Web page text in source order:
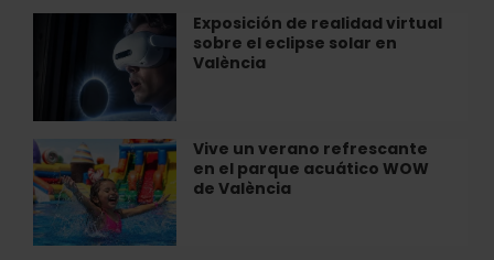
en
Exposición de realidad virtual
sobre el eclipse solar en
València
realidad
virtual
sobre
el
eclipse
solar
en
València
Vive un verano refrescante
en el parque acuático WOW
de València
Vive
un
verano
refrescante
en